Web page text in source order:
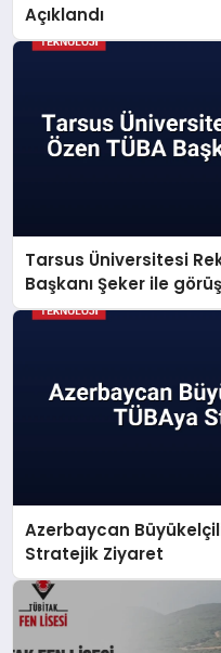
Açıklandı
Tarsus Üniversitesi
Başkanı Şeker ile
Azerbaycan
Stratejik Ziyaret